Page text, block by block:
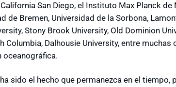
San Diego, el Instituto Max Planck
de Bremen, Universidad de la Sorbona,
Stony Brook University, Old Dominion
Columbia, Dalhousie University, entre
oceanográfica.
sido el hecho que permanezca en el tiempo,